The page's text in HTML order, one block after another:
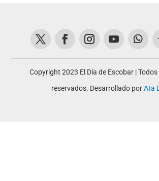
Copyright 2023 El Día de Escobar |
reservados. Desarrollado porAta